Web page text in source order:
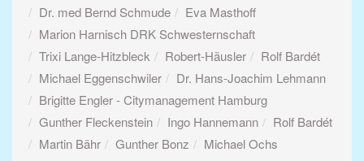
Dr. med Bernd Schmude
Eva Masthoff
Marion Harnisch DRK Schwesternschaft
Trixi Lange-Hitzbleck
Robert-Häusler
Rolf Bardét
Michael Eggenschwiler
Dr. Hans-Joachim Lehmann
Brigitte Engler - Citymanagement Hamburg
Gunther Fleckenstein
Ingo Hannemann
Rolf Bardét
Martin Bähr
Gunther Bonz
Michael Ochs